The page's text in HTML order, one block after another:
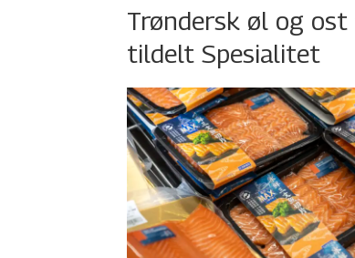
Trøndersk øl og
tildelt Spesialitet